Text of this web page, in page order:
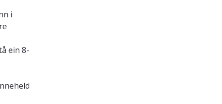
i
ein 8-